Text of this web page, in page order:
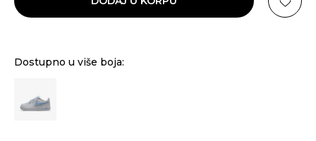
Dostupno u više boja: